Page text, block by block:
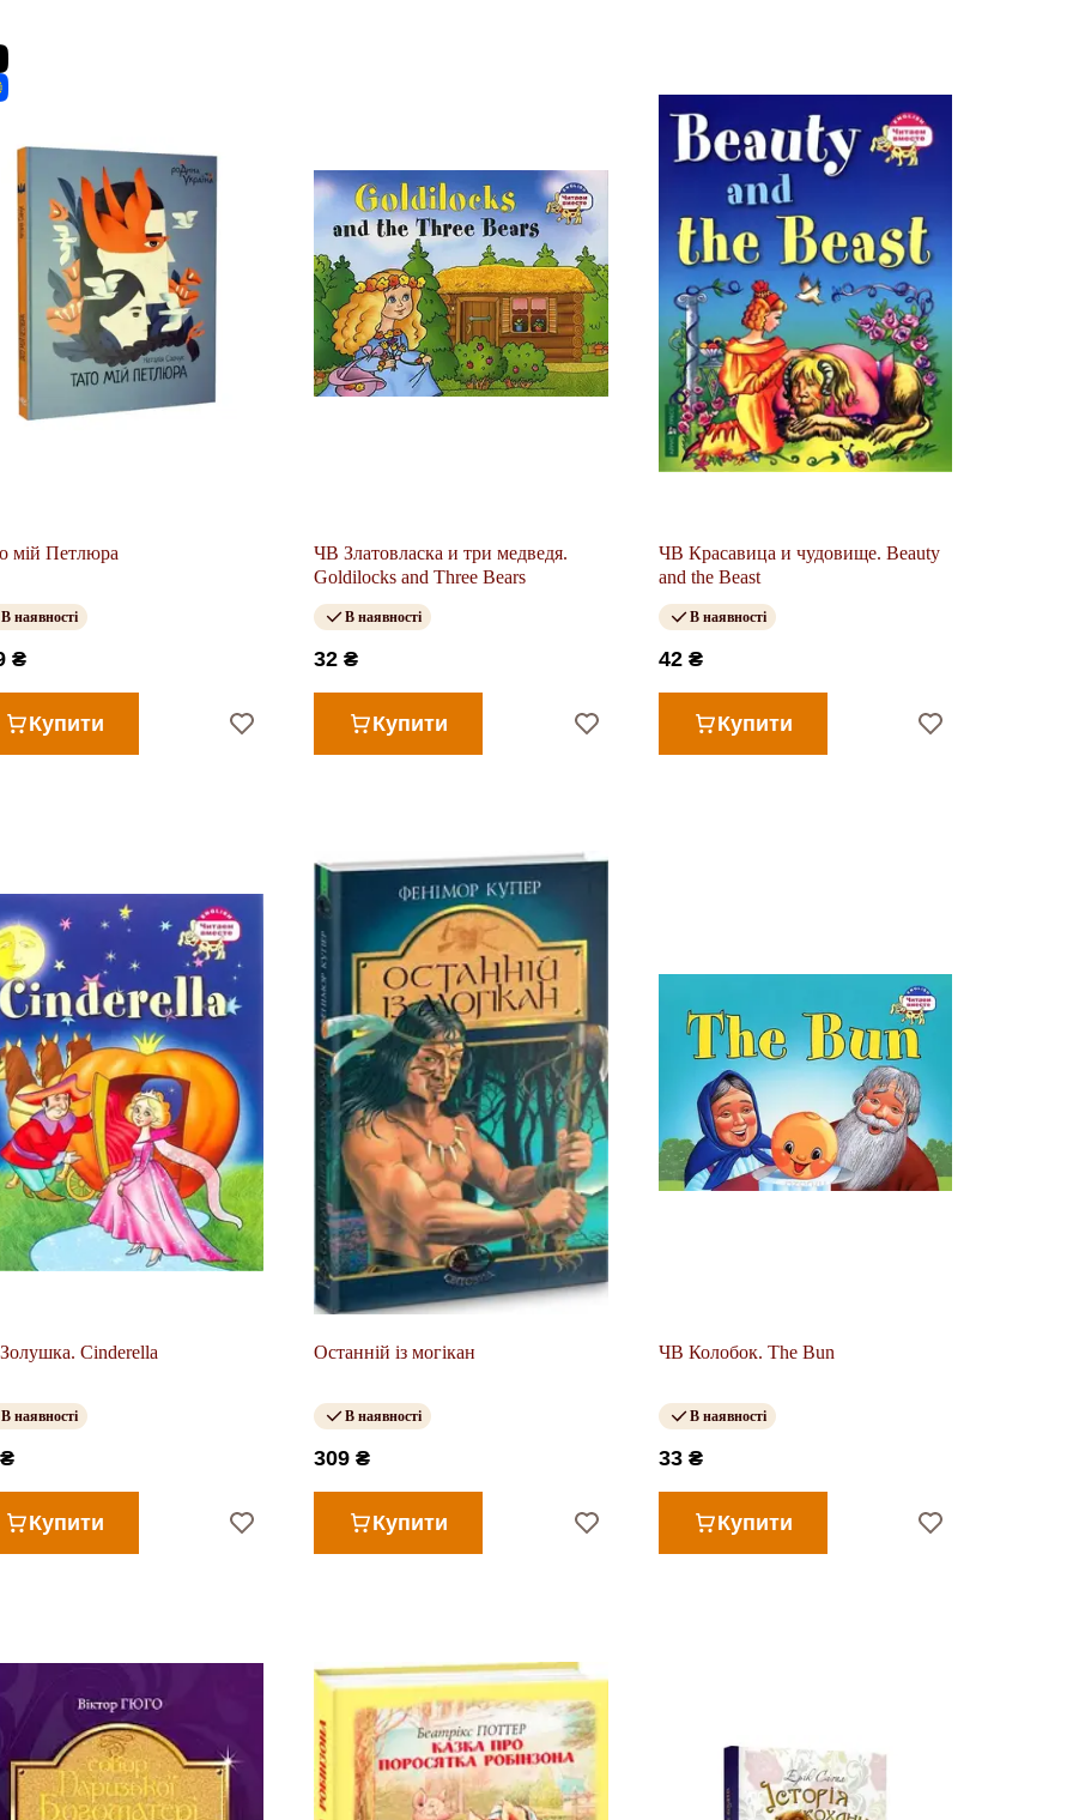
мій Петлюра
В наявності
₴
Купити
ЧВ Златовласка и три медведя.
Goldilocks and Three Bears
В наявності
32 ₴
Купити
ЧВ Красавица и чудовище. Beauty
and the Beast
В наявності
42 ₴
Купити
Cinderella
В наявності
Купити
Останній із могікан
В наявності
309 ₴
Купити
ЧВ Колобок. The Bun
В наявності
33 ₴
Купити